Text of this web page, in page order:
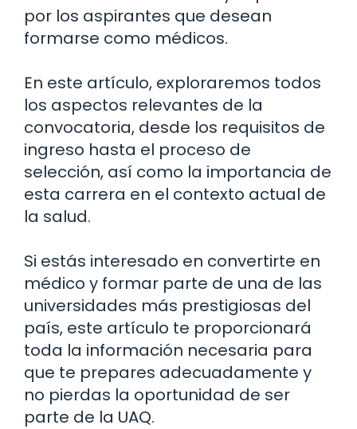
por los aspirantes que desean
formarse como médicos.
En este artículo, exploraremos todos
los aspectos relevantes de la
convocatoria, desde los requisitos de
ingreso hasta el proceso de
selección, así como la importancia de
esta carrera en el contexto actual de
la salud.
Si estás interesado en convertirte en
médico y formar parte de una de las
universidades más prestigiosas del
país, este artículo te proporcionará
toda la información necesaria para
que te prepares adecuadamente y
no pierdas la oportunidad de ser
parte de la UAQ.